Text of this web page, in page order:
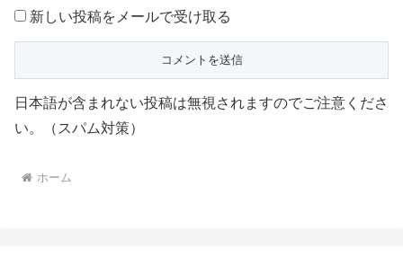
新しい投稿をメールで受け取る
日本語が含まれない投稿は無視されますのでご注意くださ
い。（スパム対策）
ホーム